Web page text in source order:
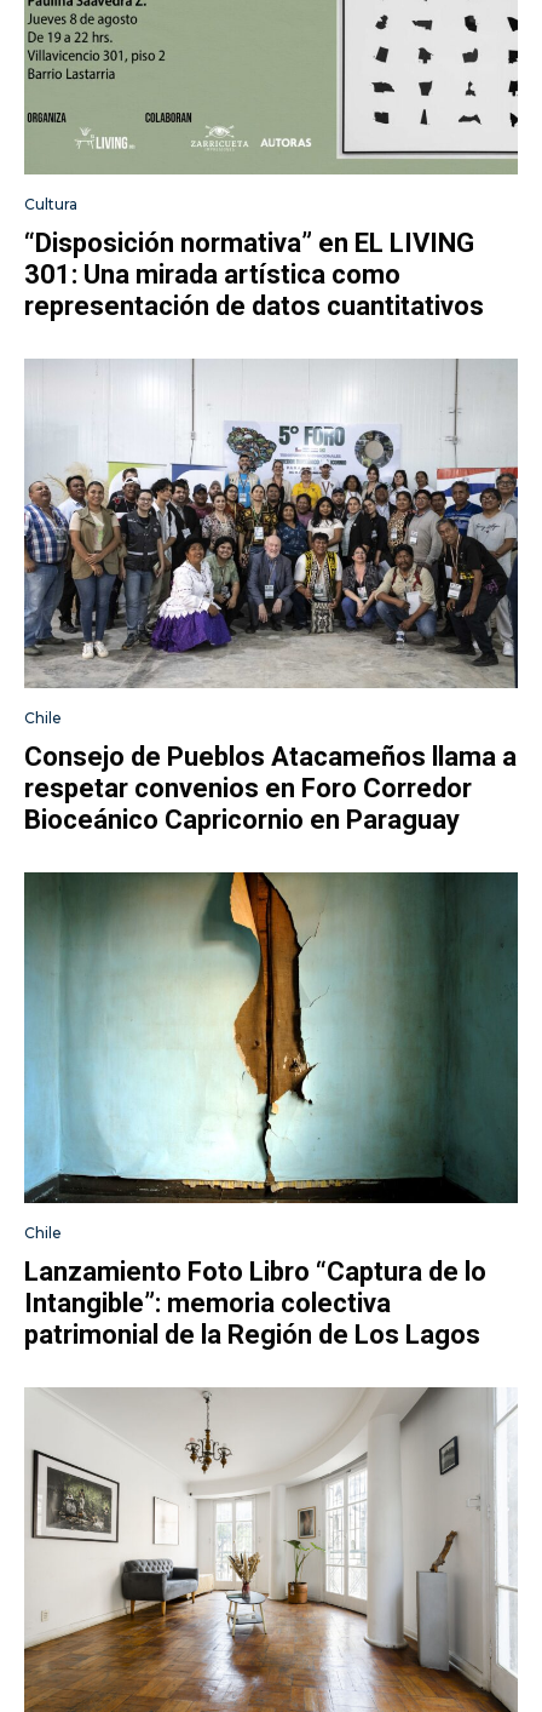
Cultura
“Disposición normativa” en EL LIVING
301: Una mirada artística como
representación de datos cuantitativos
Chile
Consejo de Pueblos Atacameños llama a
respetar convenios en Foro Corredor
Bioceánico Capricornio en Paraguay
Chile
Lanzamiento Foto Libro “Captura de lo
Intangible”: memoria colectiva
patrimonial de la Región de Los Lagos